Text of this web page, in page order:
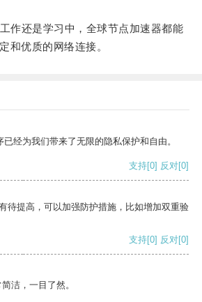
还是学习中，全球节点加速器都能
和优质的网络连接。
经为我们带来了无限的隐私保护和自由。
支持[0] 反对[0]
待提高，可以加强防护措施，比如增加双重验
支持[0] 反对[0]
洁，一目了然。